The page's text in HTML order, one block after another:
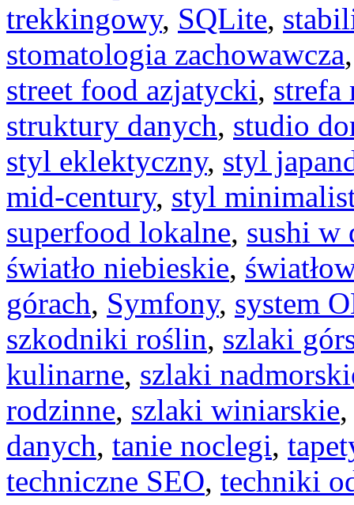
trekkingowy, SQLite,
stomatologia zachowawcza
street food azjatycki, strefa
struktury danych, studio
styl eklektyczny, styl
mid-century, styl
superfood lokalne, sushi w
światło niebieskie,
górach, Symfony, system
szkodniki roślin, szlaki
kulinarne, szlaki
rodzinne, szlaki winiarskie
danych, tanie noclegi,
techniczne SEO, techniki